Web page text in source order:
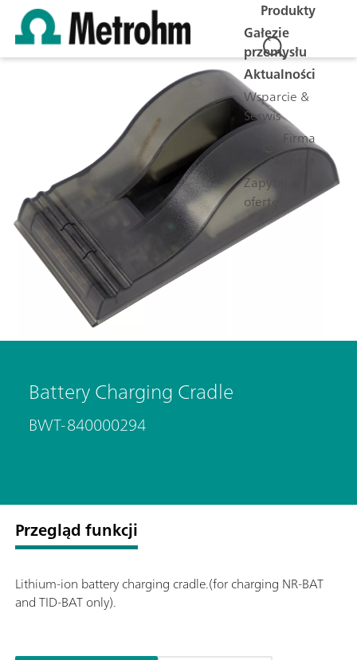
Produkty
Gałęzie
przemysłu
Aktualności
Wsparcie &
Serwis
Firma
Kariera
Zapytaj o
ofertę
Battery Charging Cradle
BWT-840000294
Przegląd funkcji
Lithium-ion battery charging cradle.(for charging NR-BAT
and TID-BAT only).